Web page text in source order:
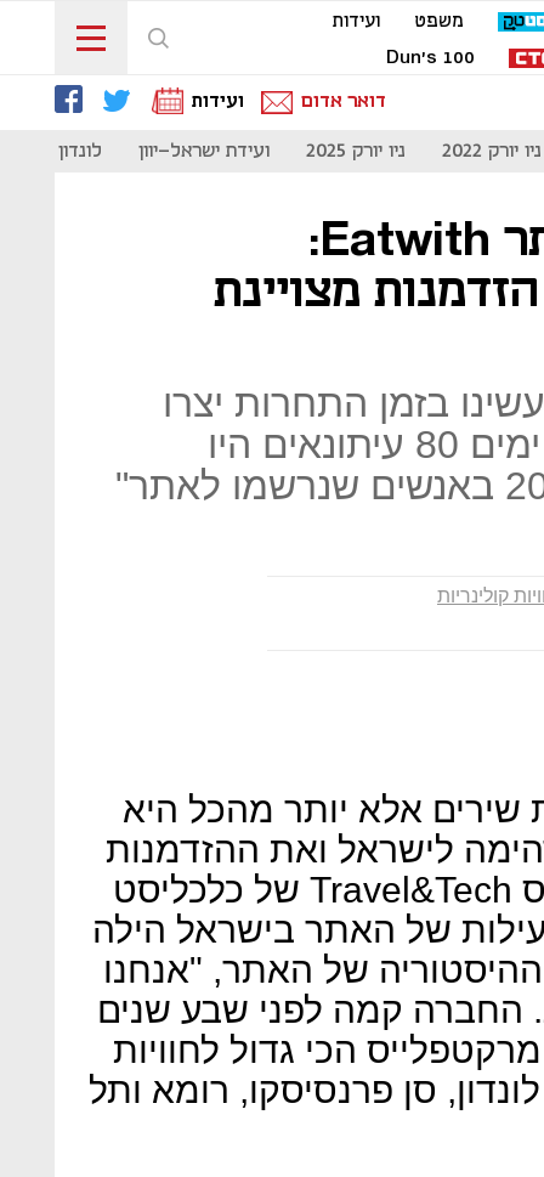
משפט
ועידות
Dun's 100
דואר אדום
ועידות
ניו יורק 2022 ניו יורק 2025 ועידת ישראל-יוון לונדון 2023
מנהלת הפעילות של אתר Eatwith:
מצויינת
בזמן התחרות יצרו
תהודה מדהימה. תוך עשרה ימים 80 עיתונאים היו
קולינריות
שירים אלא יותר מהכל היא
לישראל ואת ההזדמנות
תפסו גם האתר Eatwith. בכנס Travel&Tech של כלכליסט
של האתר בישראל הילה
של האתר, "אנחנו
החברה קמה לפני שבע שנים
הכי גדול לחוויות
סן פרנסיסקו, רומא ותל